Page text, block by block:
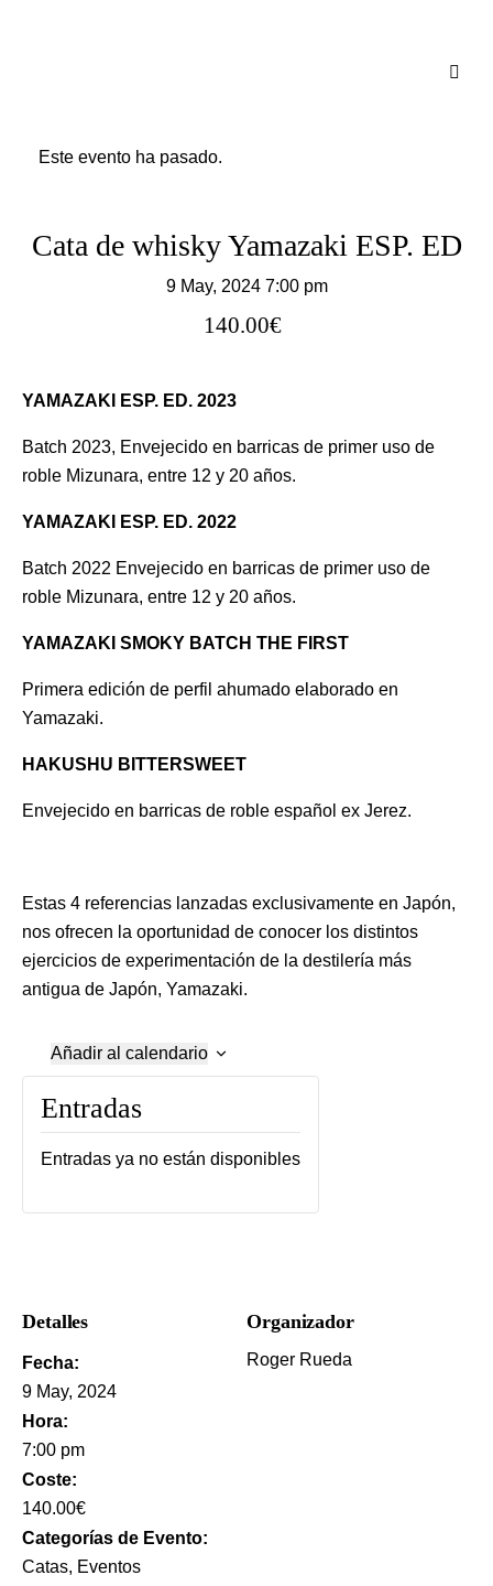
Este evento ha pasado.
Cata de whisky Yamazaki ESP. ED
9 May, 2024 7:00 pm
140.00€
YAMAZAKI ESP. ED. 2023
Batch 2023, Envejecido en barricas de primer uso de
roble Mizunara, entre 12 y 20 años.
YAMAZAKI ESP. ED. 2022
Batch 2022 Envejecido en barricas de primer uso de
roble Mizunara, entre 12 y 20 años.
YAMAZAKI SMOKY BATCH THE FIRST
Primera edición de perfil ahumado elaborado en
Yamazaki.
HAKUSHU BITTERSWEET
Envejecido en barricas de roble español ex Jerez.
Estas 4 referencias lanzadas exclusivamente en Japón,
nos ofrecen la oportunidad de conocer los distintos
ejercicios de experimentación de la destilería más
antigua de Japón, Yamazaki.
Añadir al calendario
Detalles
Fecha:
9 May, 2024
Hora:
7:00 pm
Coste:
140.00€
Categorías de Evento:
Catas, Eventos
Organizador
Roger Rueda
Entradas
Entradas ya no están disponibles